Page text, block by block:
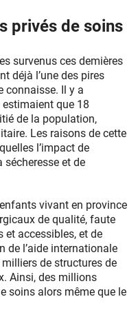
privés de soins
survenus ces demières
déjà l’une des pires
connaisse. Il y a
que 18
de la population,
Les raisons de cette
l’impact de
et de
vivant en province
de qualité, faute
et accessibles, et de
de l’aide internationale
de structures de
Ainsi, des millions
soins alors même que le